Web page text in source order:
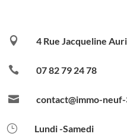
 4 Rue Jacqueline
 07 82 79 24 78
 contact@immo-
}
Lundi -Samedi